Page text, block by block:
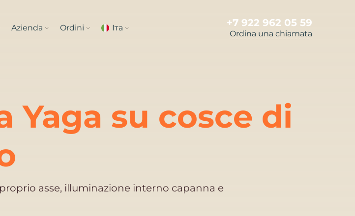
Azienda Ordini Iта +7 922 962 05 59
Ordina una chiamata
Yaga su cosce di
asse, illuminazione interno capanna e